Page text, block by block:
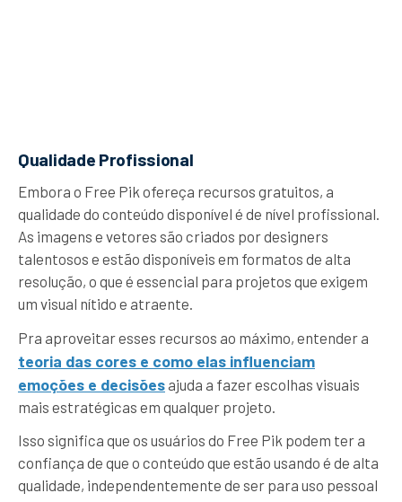
Qualidade Profissional
Embora o Free Pik ofereça recursos gratuitos, a
qualidade do conteúdo disponível é de nível profissional.
As imagens e vetores são criados por designers
talentosos e estão disponíveis em formatos de alta
resolução, o que é essencial para projetos que exigem
um visual nítido e atraente.
Pra aproveitar esses recursos ao máximo, entender a
teoria das cores e como elas influenciam
emoções e decisões ajuda a fazer escolhas visuais
mais estratégicas em qualquer projeto.
Isso significa que os usuários do Free Pik podem ter a
confiança de que o conteúdo que estão usando é de alta
qualidade, independentemente de ser para uso pessoal